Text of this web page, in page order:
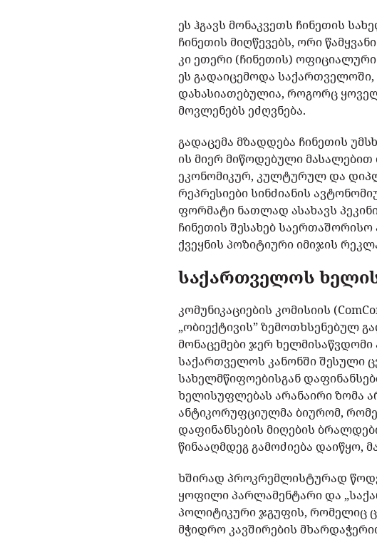
ეს ჰგავს მონაკვეთს ჩინეთის
ჩინეთის მიღწევებს, ორი
კი ეთერი (ჩინეთის)
ეს გადაიცემოდა საქართველოში,
დახასიათებულია, როგორც
მოვლენებს ეძღვნება.
გადაცემა მზადდება ჩინეთის
ის მიერ მიწოდებული მასალებით
ეკონომიკურ, კულტურულ და
რეპრესიები სინძიანის
ფორმატი ნათლად ასახავს
ჩინეთის შესახებ
ქვეყნის პოზიტიური იმიჯის
საქართველოს
კომუნიკაციების კომისიის
„ობიექტივის” ზემოთხსენებულ
მონაცემები ჯერ ხელმისაწვდომი
საქართველოს კანონში შესული
სახელმწიფოებისგან
ხელისუფლებას არანაირი ზომა
ანტიკორუფციულმა ბიურომ,
დაფინანსების მიღების
წინააღმდეგ გამოძიება დაიწყო,
ხშირად პროკრემლისტურად
ყოფილი პარლამენტარი და
პოლიტიკური ჯგუფის, რომელიც
მჭიდრო კავშირების